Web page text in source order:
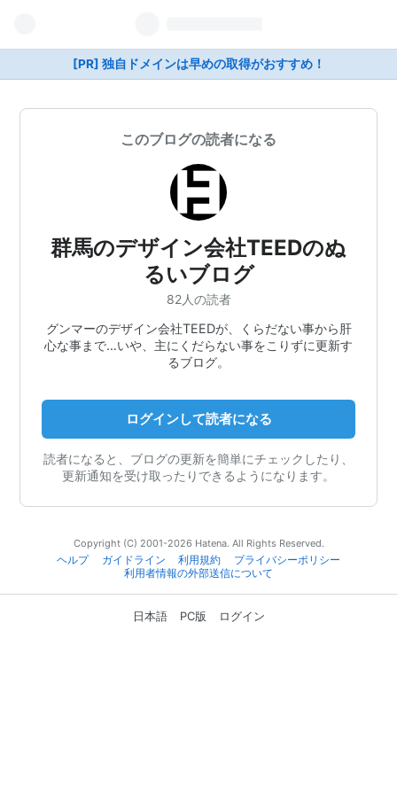
[PR] 独自ドメインは早めの取得がおすすめ！
このブログの読者になる
群馬のデザイン会社TEEDのぬ
るいブログ
82人の読者
グンマーのデザイン会社TEEDが、くらだない事から肝
心な事まで…いや、主にくだらない事をこりずに更新す
るブログ。
ログインして読者になる
読者になると、ブログの更新を簡単にチェックしたり、
更新通知を受け取ったりできるようになります。
Copyright (C) 2001-2026 Hatena. All Rights Reserved.
ヘルプ
ガイドライン 利用規約
プライバシーポリシー
利用者情報の外部送信について
日本語 PC版 ログイン